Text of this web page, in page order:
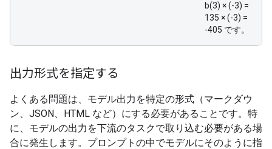
b(3) × (-3) =
135 × (-3) =
-405 です。
出力形式を指定する
よくある問題は、モデル出力を特定の形式（マークダウ
ン、JSON、HTML など）にする必要があることです。特
に、モデルの出力を下流のタスクで取り込む必要がある場
合に発生します。プロンプトの中でモデルにそのように指